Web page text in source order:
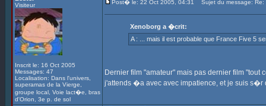
Visiteur
Inscrit le: 16 Oct 2005
Messages: 47
Localisation: Dans l'univers,
superamas de la Vierge,
groupe local, Voie lact�e, bras
d'Orion, 3e p. de sol
Post� le: 22 Oct 2005, 04:31 Sujet du message: Re:
Xenoborg a �crit:
A : ... mais il est probable que France Five 5
Dernier film "amateur" mais pas dernier film "tout
j'attends �a avec avec impatience, et je suis